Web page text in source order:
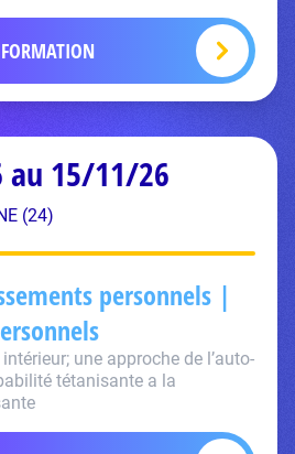
au 15/11/26
(24)
personnels |
une approche de l’auto-
tétanisante a la